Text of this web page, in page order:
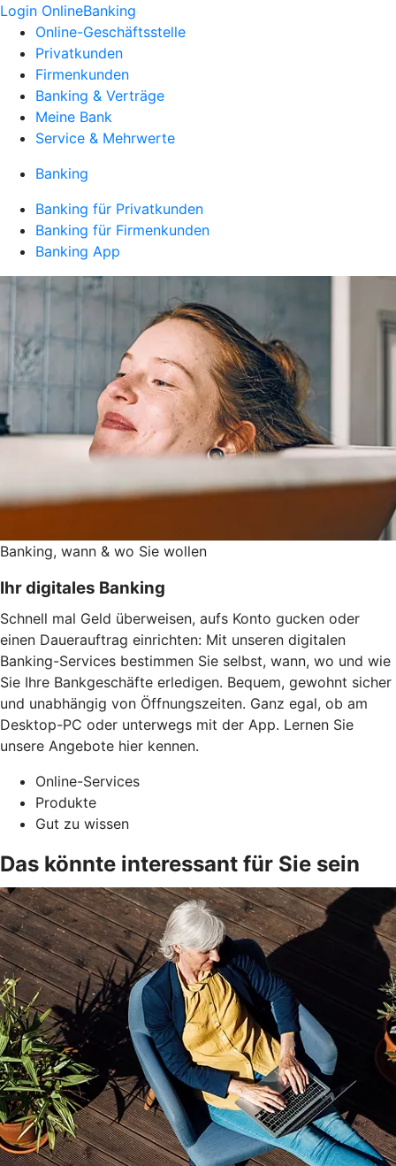
Login OnlineBanking
Online-Geschäftsstelle
Privatkunden
Firmenkunden
Banking & Verträge
Meine Bank
Service & Mehrwerte
Banking
Banking für Privatkunden
Banking für Firmenkunden
Banking App
Banking, wann & wo Sie wollen
Ihr digitales Banking
Schnell mal Geld überweisen, aufs Konto gucken oder
einen Dauerauftrag einrichten: Mit unseren digitalen
Banking-Services bestimmen Sie selbst, wann, wo und wie
Sie Ihre Bankgeschäfte erledigen. Bequem, gewohnt sicher
und unabhängig von Öffnungszeiten. Ganz egal, ob am
Desktop-PC oder unterwegs mit der App. Lernen Sie
unsere Angebote hier kennen.
Online-Services
Produkte
Gut zu wissen
Das könnte interessant für Sie sein